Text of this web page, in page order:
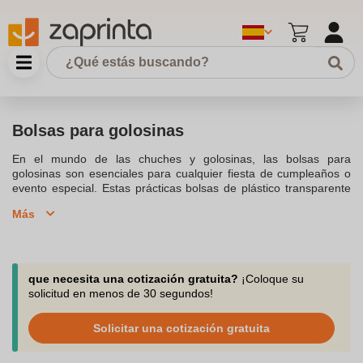
Bolsas para golosinas
En el mundo de las chuches y golosinas, las bolsas para
golosinas son esenciales para cualquier fiesta de cumpleaños o
evento especial. Estas prácticas bolsas de plástico transparente
como chicle, regaliz, y deliciosas gominolas. Con una excelente
infantiles y temáticas. Ya sea que busques una bolsa de cono o
un envase más tradicional, nuestras bolsas transparentes para
chuches están pensadas para encantar tanto a grandes y
de compra fácil y segura, donde descubrir nuestras bolsas es un
placer. Podrás elegir entre varios tamaños y tipos de bolsas,
como bolsas de organza o bolsas de polipropileno, adaptadas a
Más
que necesita una cotización gratuita? ¡Coloque su
solicitud en menos de 30 segundos!
Solicitar una cotización gratuita